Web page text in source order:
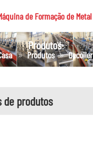
de Formação de Metal
Produtos
Produtos Decoiler
de produtos